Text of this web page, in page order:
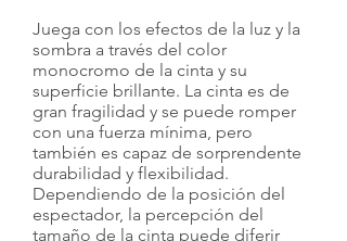
Juega con los efectos de la luz y la
sombra a través del color
monocromo de la cinta y su
superficie brillante. La cinta es de
gran fragilidad y se puede romper
con una fuerza mínima, pero
también es capaz de sorprendente
durabilidad y flexibilidad.
Dependiendo de la posición del
espectador, la percepción del
tamaño de la cinta puede diferir